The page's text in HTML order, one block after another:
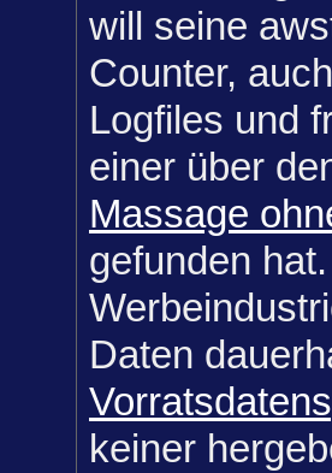
will seine
Counter,
Logfiles und
einer über
Massage
gefunden
Daten
keiner